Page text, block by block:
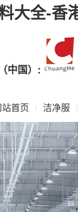
大全-香
中国）:
站首页 洁净服